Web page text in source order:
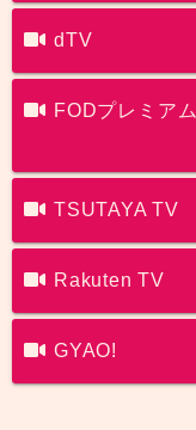
dTV
FODプレミアム
TSUTAYA TV
Rakuten TV
GYAO!